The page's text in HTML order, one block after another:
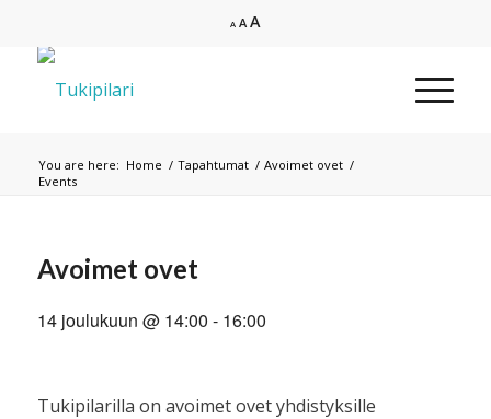
A Decrease
AReset
font
AIncrease
font
You are here: Home / Tapahtumat / Avoimet ovet /
Events
Avoimet ovet
14 joulukuun @ 14:00 - 16:00
Tukipilarilla on avoimet ovet yhdistyksille